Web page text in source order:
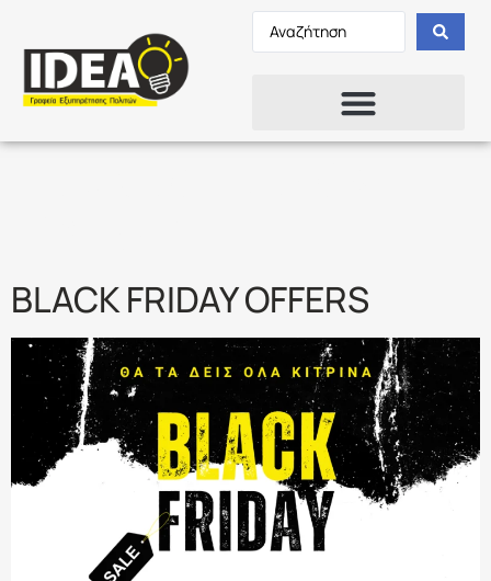
BLACK FRIDAY OFFERS